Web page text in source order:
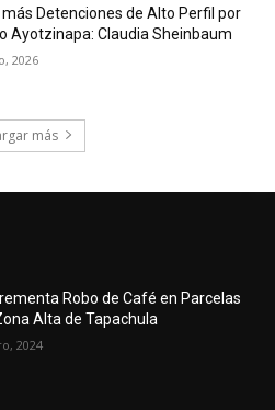
más Detenciones de Alto Perfil por
Ayotzinapa: Claudia Sheinbaum
2026
más
Robo de Café en Parcelas
Alta de Tapachula
2024